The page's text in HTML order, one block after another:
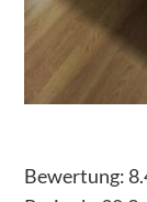
Bewertung: